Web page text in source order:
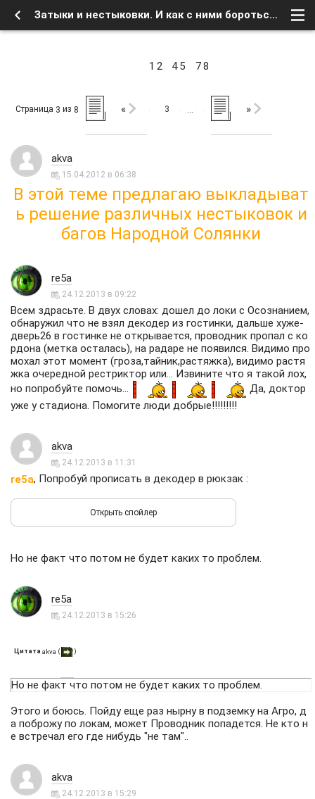
Затыки и нестыковки. И как с ними бороться. - Страница 3 - Форум
Страница 3 из 8 «
1 2
3
4 5
…
78
»
akva
15.04.2012 в 06:38
В этой теме предлагаю выкладыват
ь решение различных нестыковок и
багов Народной Солянки
re5a
24.12.2013 в 09:22
Всем здрасьте. В двух словах: дошел до локи с Осознанием,
обнаружил что не взял декодер из гостинки, дальше хуже-
дверь26 в гостинке не открывается, проводник пропал с ко
рдона (метка осталась), на радаре не появился. Видимо про
мохал этот момент (гроза,тайник,растяжка), видимо растя
жка очередной рестриктор или... Извините что я такой лох,
но попробуйте помочь...
Да, доктор
уже у стадиона. Помогите люди добрые!!!!!!!!!
akva
24.12.2013 в 11:31
re5a, Попробуй прописать в декодер в рюкзак :
Но не факт что потом не будет каких то проблем.
re5a
24.12.2013 в 15:26
Цитата akva ( )
Но не факт что потом не будет каких то проблем.
Этого и боюсь. Пойду еще раз нырну в подземку на Агро, д
а поброжу по локам, может Проводник попадется. Не кто н
е встречал его где нибудь "не там"..
akva
24.12.2013 в 15:29